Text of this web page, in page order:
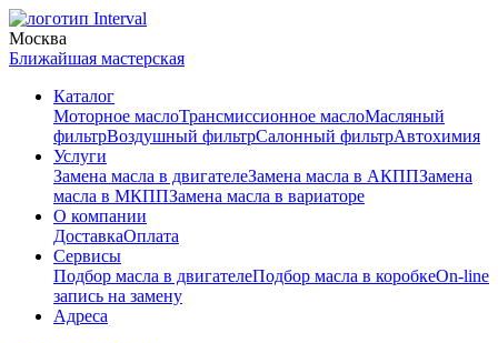
Москва
Ближайшая мастерская
Каталог
Моторное маслоТрансмиссионное маслоМасляный
фильтрВоздушный фильтрСалонный фильтрАвтохимия
Услуги
Замена масла в двигателеЗамена масла в АКППЗамена
масла в МКППЗамена масла в вариаторе
О компании
ДоставкаОплата
Сервисы
Подбор масла в двигателеПодбор масла в коробкеOn-line
запись на замену
Адреса